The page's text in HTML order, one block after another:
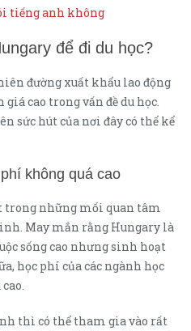
tiếng anh không
để đi du học?
đường xuất khẩu lao động
cao trong vấn đề du học.
sức hút của nơi đây có thể kể
không quá cao
những mối quan tâm
May mắn rằng Hungary là
sống cao nhưng sinh hoạt
học phí của các ngành học
thì có thể tham gia vào rất